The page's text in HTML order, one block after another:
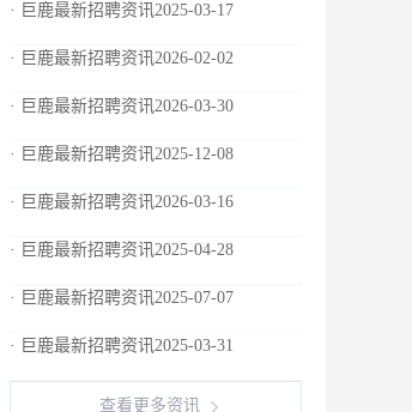
· 巨鹿最新招聘资讯2025-03-17
· 巨鹿最新招聘资讯2026-02-02
· 巨鹿最新招聘资讯2026-03-30
· 巨鹿最新招聘资讯2025-12-08
· 巨鹿最新招聘资讯2026-03-16
· 巨鹿最新招聘资讯2025-04-28
· 巨鹿最新招聘资讯2025-07-07
· 巨鹿最新招聘资讯2025-03-31
查看更多资讯